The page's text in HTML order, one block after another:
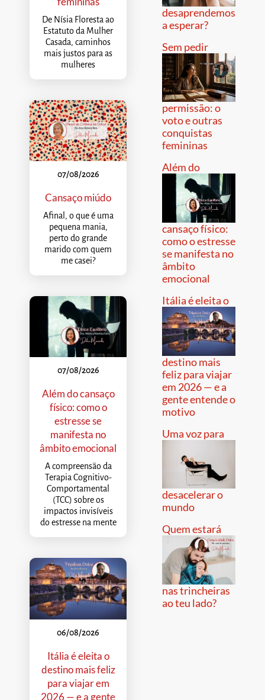
De Nísia Floresta ao
Estatuto da Mulher
Casada, caminhos
mais justos para as
mulheres
07/08/2026
Cansaço miúdo
Afinal, o que é uma
pequena mania,
perto do grande
marido com quem
me casei?
07/08/2026
Além do cansaço
físico: como o
estresse se
manifesta no
âmbito emocional
A compreensão da
Terapia Cognitivo-
Comportamental
(TCC) sobre os
impactos invisíveis
do estresse na mente
06/08/2026
Itália é eleita o
destino mais feliz
para viajar em
2026 — e a gente
desaprendemos
a esperar?
Sem pedir
permissão: o
voto e outras
conquistas
femininas
Além do
cansaço físico:
como o estresse
se manifesta no
âmbito
emocional
Itália é eleita o
destino mais
feliz para viajar
em 2026 — e a
gente entende o
motivo
Uma voz para
desacelerar o
mundo
Quem estará
nas trincheiras
ao teu lado?